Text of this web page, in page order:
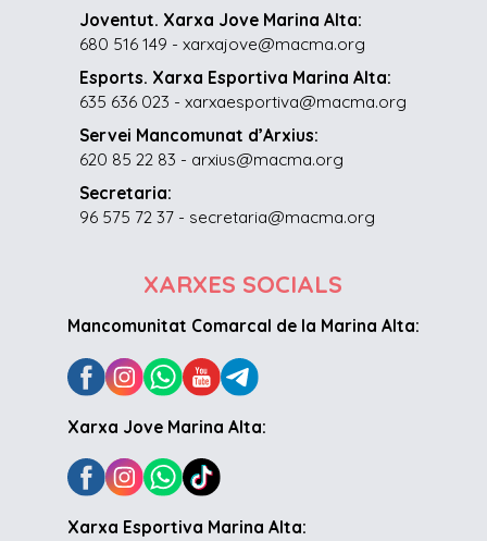
Joventut. Xarxa Jove Marina Alta:
680 516 149 - xarxajove@macma.org
Esports. Xarxa Esportiva Marina Alta:
635 636 023 - xarxaesportiva@macma.org
Servei Mancomunat d’Arxius:
620 85 22 83 - arxius@macma.org
Secretaria:
96 575 72 37 - secretaria@macma.org
XARXES SOCIALS
Mancomunitat Comarcal de la Marina Alta:
Xarxa Jove Marina Alta:
Xarxa Esportiva Marina Alta: